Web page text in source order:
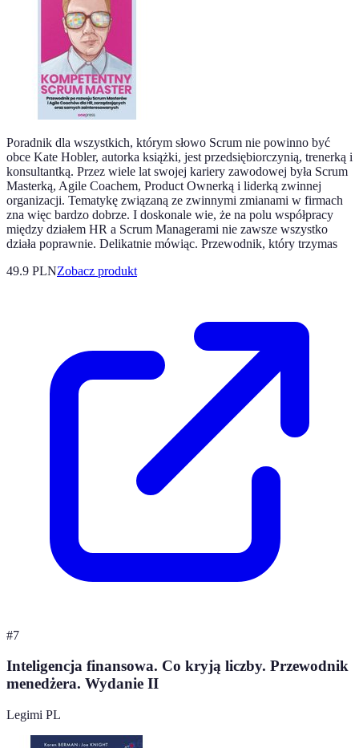
Poradnik dla wszystkich, którym słowo Scrum nie powinno być
obce Kate Hobler, autorka książki, jest przedsiębiorczynią, trenerką i
konsultantką. Przez wiele lat swojej kariery zawodowej była Scrum
Masterką, Agile Coachem, Product Ownerką i liderką zwinnej
organizacji. Tematykę związaną ze zwinnymi zmianami w firmach
zna więc bardzo dobrze. I doskonale wie, że na polu współpracy
między działem HR a Scrum Managerami nie zawsze wszystko
działa poprawnie. Delikatnie mówiąc. Przewodnik, który trzymas
49.9 PLNZobacz produkt
#7
Inteligencja finansowa. Co kryją liczby. Przewodnik
menedżera. Wydanie II
Legimi PL